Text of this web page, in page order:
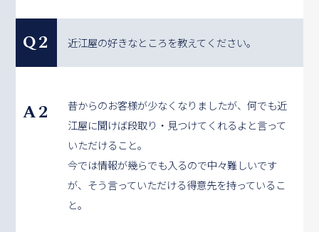
Q2 近江屋の好きなところを教えてください。
A2
昔からのお客様が少なくなりましたが、何でも近
江屋に聞けば段取り・見つけてくれるよと言って
いただけること。
今では情報が幾らでも入るので中々難しいです
が、そう言っていただける得意先を持っているこ
と。